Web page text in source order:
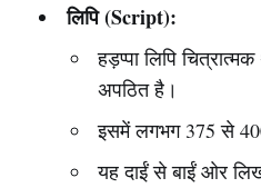
लिपि (Script):
हड़प्पा लिपि
अपठित है।
इसमें लगभग 375 से
यह दाईं से बाईं ओर